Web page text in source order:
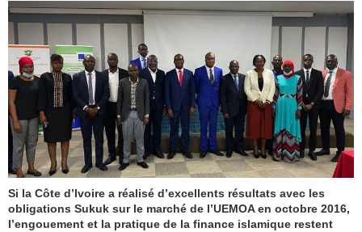
Si la Côte d’Ivoire a réalisé d’excellents résultats avec les
obligations Sukuk sur le marché de l’UEMOA en octobre 2016,
l’engouement et la pratique de la finance islamique restent